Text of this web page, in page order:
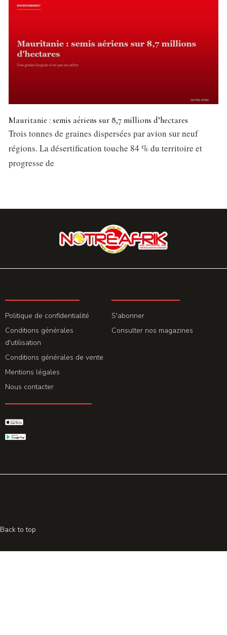
Mauritanie : semis aériens sur 8,7 millions d’hectares
Trois tonnes de graines dispersées par avion sur neuf
régions. La désertification touche 84 % du territoire et
progresse de
Politique de confidentialité
Conditions générales
d'utilisation
Conditions générales de vente
Mentions légales
Nous contacter
S'abonner
Consulter nos magazines
Back to top